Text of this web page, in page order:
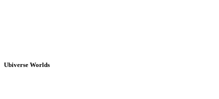
Ubiverse Worlds